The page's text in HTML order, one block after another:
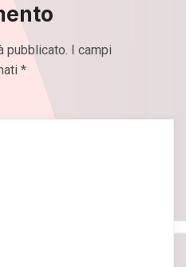
pubblicato. I campi
*